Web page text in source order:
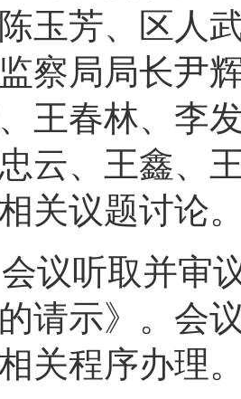
玉芳、区人
察局局长尹
王春林、李
云、王鑫、
关议题讨论
议听取并审
请示》。会
关程序办理